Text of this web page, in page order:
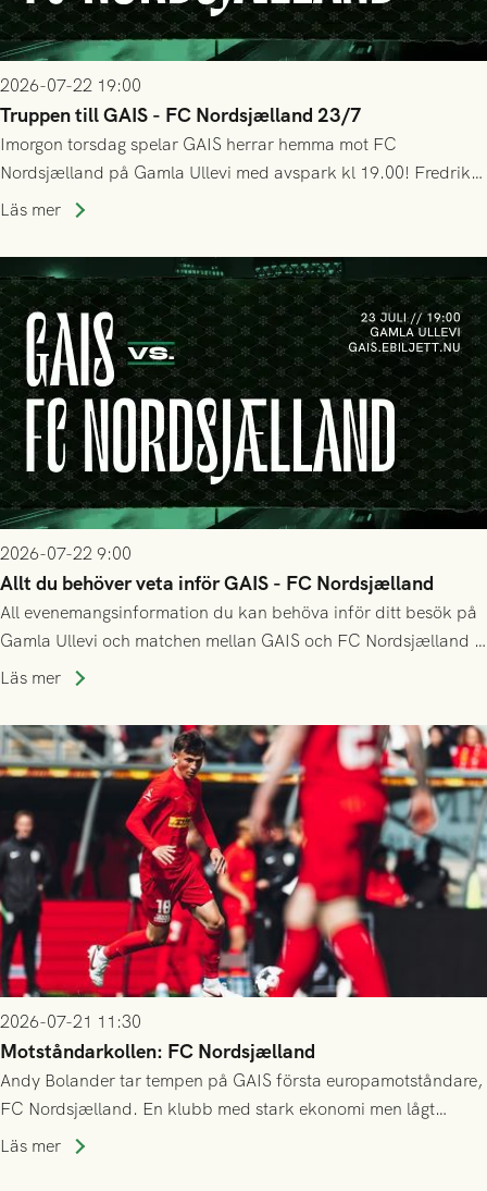
2026-07-22 19:00
Truppen till GAIS - FC Nordsjælland 23/7
Imorgon torsdag spelar GAIS herrar hemma mot FC
Nordsjælland på Gamla Ullevi med avspark kl 19.00! Fredrik
Holmberg och ledarstaben har tagit ut följande trupp till
Läs mer
2026-07-22 9:00
Allt du behöver veta inför GAIS - FC Nordsjælland
All evenemangsinformation du kan behöva inför ditt besök på
Gamla Ullevi och matchen mellan GAIS och FC Nordsjælland i
kvalet till Conference League! Avspark kl 19.00 på torsdag
Läs mer
2026-07-21 11:30
Motståndarkollen: FC Nordsjælland
Andy Bolander tar tempen på GAIS första europamotståndare,
FC Nordsjælland. En klubb med stark ekonomi men lågt
publiksnitt, ett lag med både kollektiv styrka och individuell
Läs mer